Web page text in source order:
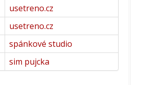
usetreno.cz
usetreno.cz
spánkové studio
sim pujcka